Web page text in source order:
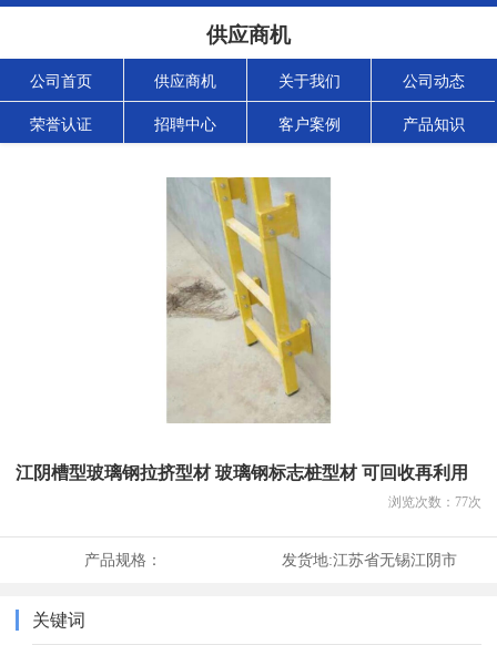
供应商机
公司首页 供应商机 关于我们 公司动态
荣誉认证 招聘中心 客户案例 产品知识
江阴槽型玻璃钢拉挤型材 玻璃钢标志桩型材 可回收再利用
浏览次数： 77次
产品规格： 发货地:江苏省无锡江阴市
关键词